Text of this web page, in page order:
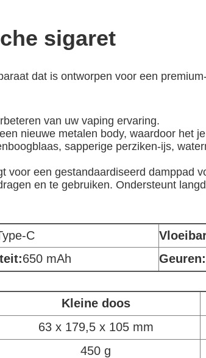
sigaret
dat is ontworpen voor een
van uw vaping ervaring.
nieuwe metalen body, waardoor het
sapperige perziken-ijs,
voor een gestandaardiseerd damppad
en te gebruiken. Ondersteunt
C
650 mAh Geuren:
Kleine doos
63 x 179,5 x 105 mm
450 g